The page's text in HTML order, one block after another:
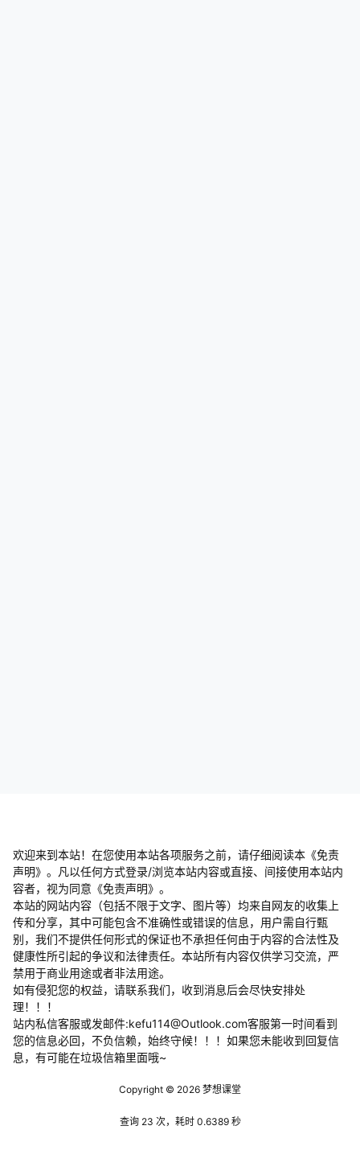
欢迎来到本站！在您使用本站各项服务之前，请仔细阅读本《免责
声明》。凡以任何方式登录/浏览本站内容或直接、间接使用本站内
容者，视为同意《免责声明》。
本站的网站内容（包括不限于文字、图片等）均来自网友的收集上
传和分享，其中可能包含不准确性或错误的信息，用户需自行甄
别，我们不提供任何形式的保证也不承担任何由于内容的合法性及
健康性所引起的争议和法律责任。本站所有内容仅供学习交流，严
禁用于商业用途或者非法用途。
​如有侵犯您的权益，请联系我们，收到消息后会尽快安排处
理！！！
站内私信客服或发邮件:kefu114@Outlook.com客服第一时间看到
您的信息必回，不负信赖，始终守候！！！如果您未能收到回复信
息，有可能在垃圾信箱里面哦~
Copyright © 2026 梦想课堂
查询 23 次，耗时 0.6389 秒